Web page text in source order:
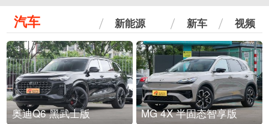
汽车 新能源 新车 视频
奥迪Q6 黑武士版 MG 4X 半固态智享版